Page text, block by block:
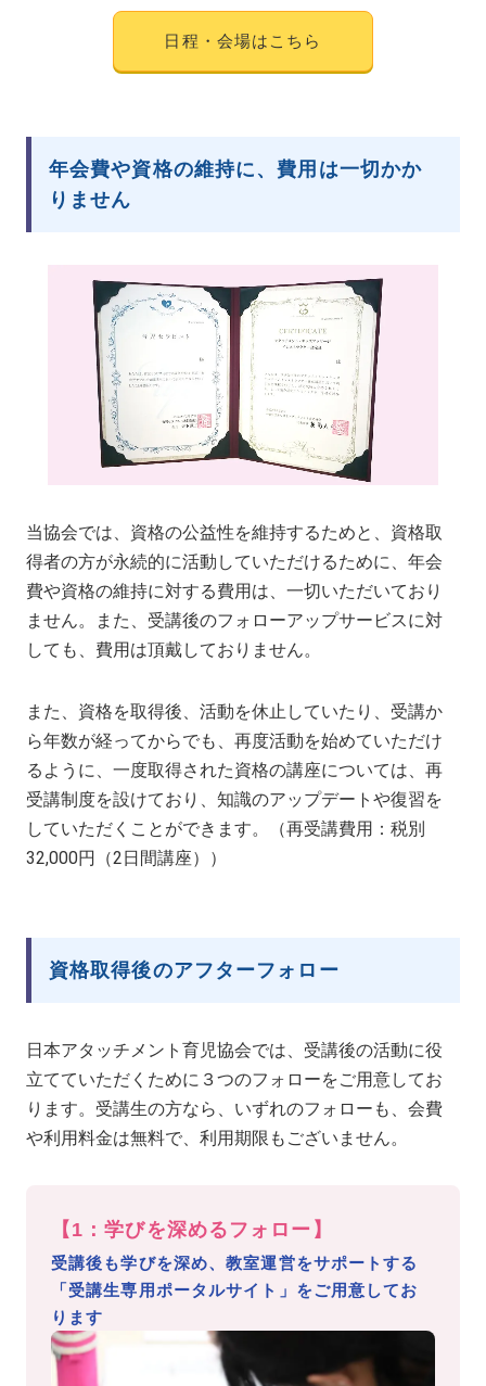
日程・会場はこちら
年会費や資格の維持に、費用は一切かか
りません
当協会では、資格の公益性を維持するためと、資格取
得者の方が永続的に活動していただけるために、年会
費や資格の維持に対する費用は、一切いただいており
ません。また、受講後のフォローアップサービスに対
しても、費用は頂戴しておりません。
また、資格を取得後、活動を休止していたり、受講か
ら年数が経ってからでも、再度活動を始めていただけ
るように、一度取得された資格の講座については、再
受講制度を設けており、知識のアップデートや復習を
していただくことができます。（再受講費用：税別
32,000円（2日間講座））
資格取得後のアフターフォロー
日本アタッチメント育児協会では、受講後の活動に役
立てていただくために３つのフォローをご用意してお
ります。受講生の方なら、いずれのフォローも、会費
や利用料金は無料で、利用期限もございません。
【1：学びを深めるフォロー】
受講後も学びを深め、教室運営をサポートする
「受講生専用ポータルサイト」をご用意してお
ります